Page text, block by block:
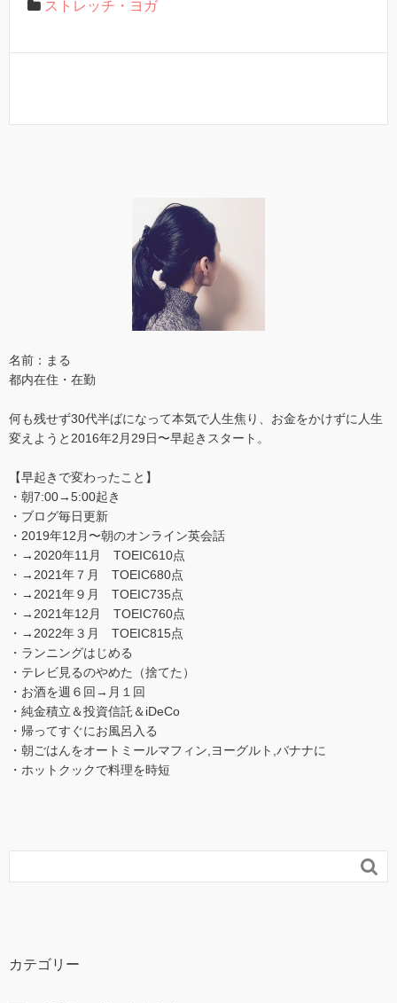
ストレッチ・ヨガ
名前：まる
都内在住・在勤
何も残せず30代半ばになって本気で人生焦り、お金をかけずに人生
変えようと2016年2月29日〜早起きスタート。
【早起きで変わったこと】
・朝7:00→5:00起き
・ブログ毎日更新
・2019年12月〜朝のオンライン英会話
・→2020年11月 TOEIC610点
・→2021年７月 TOEIC680点
・→2021年９月 TOEIC735点
・→2021年12月 TOEIC760点
・→2022年３月 TOEIC815点
・ランニングはじめる
・テレビ見るのやめた（捨てた）
・お酒を週６回→月１回
・純金積立＆投資信託＆iDeCo
・帰ってすぐにお風呂入る
・朝ごはんをオートミールマフィン,ヨーグルト,バナナに
・ホットクックで料理を時短

カテゴリー